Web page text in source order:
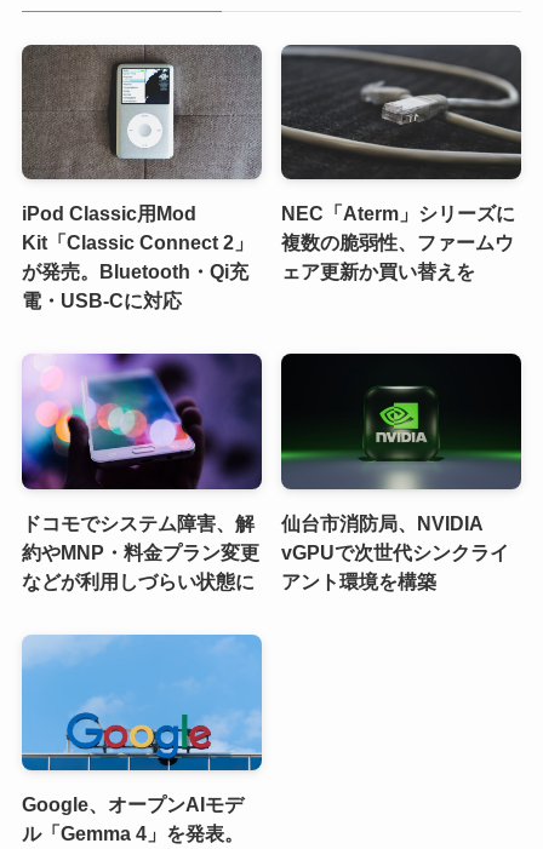
iPod Classic用Mod
Kit「Classic Connect 2」
が発売。Bluetooth・Qi充
電・USB-Cに対応
NEC「Aterm」シリーズに
複数の脆弱性、ファームウ
ェア更新か買い替えを
ドコモでシステム障害、解
約やMNP・料金プラン変更
などが利用しづらい状態に
仙台市消防局、NVIDIA
vGPUで次世代シンクライ
アント環境を構築
Google、オープンAIモデ
ル「Gemma 4」を発表。